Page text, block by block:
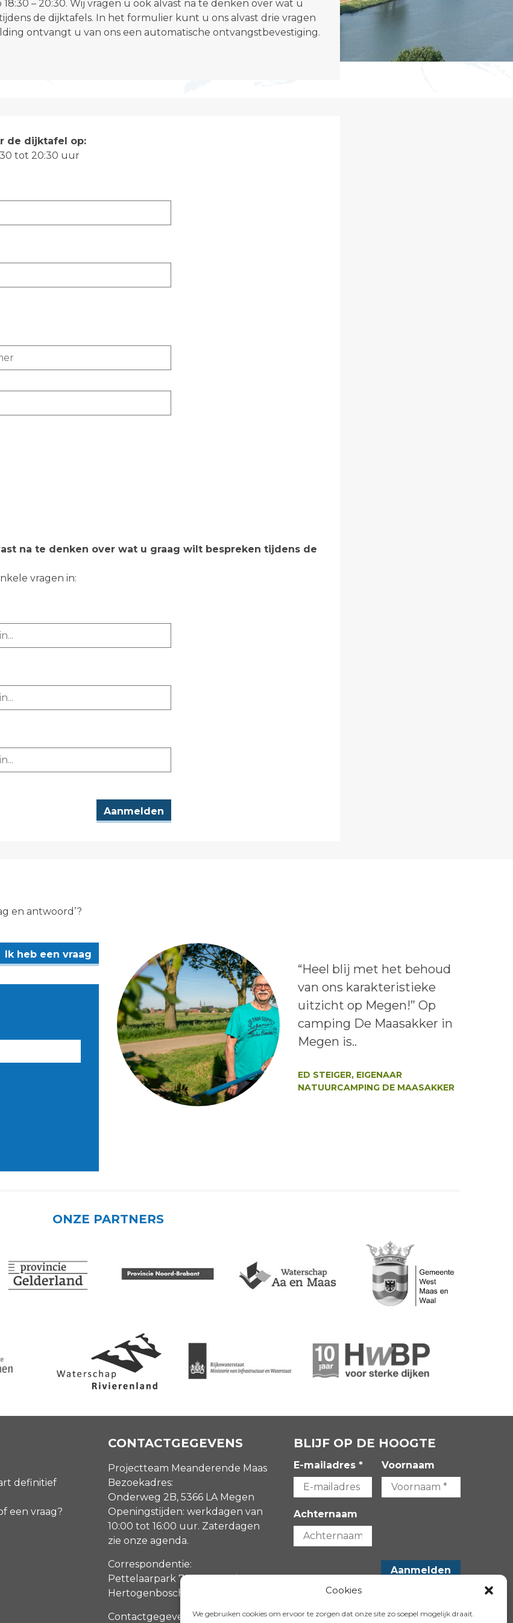
Cookies
We gebruiken cookies om ervoor te zorgen dat onze site zo soepel mogelijk draait.
18:30 – 20:30. Wij vragen u ook alvast na te denken over wat u
de dijktafels. In het formulier kunt u ons alvast drie vragen
ontvangt u van ons een automatische ontvangstbevestiging.
de dijktafel op:
tot 20:30 uur
na te denken over wat u graag wilt bespreken tijdens de
vragen in:
en antwoord’?
Ik heb een vraag
Lees het bericht:
“Heel blij met het behoud
van ons karakteristieke
uitzicht op Megen!” Op
camping De Maasakker in
Megen is..
ED STEIGER, EIGENAAR
NATUURCAMPING DE MAASAKKER
ONZE PARTNERS
definitief
een vraag?
CONTACTGEGEVENS
Projectteam Meanderende Maas
Bezoekadres:
Onderweg 2B, 5366 LA Megen
Openingstijden: werkdagen van
10:00 tot 16:00 uur. Zaterdagen
zie onze agenda.
Correspondentie:
Pettelaarpark 70, 5216 PP ‘s-
Hertogenbosch
Contactgegevens
BLIJF OP DE HOOGTE
E-mailadres * Voornaam
Achternaam